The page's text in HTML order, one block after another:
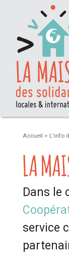
Accueil > L'info
LA
Dans le
service